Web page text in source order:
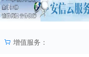
丨
增值服务：